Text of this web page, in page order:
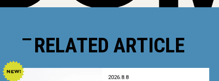
RELATED ARTICLE
2026.8.8